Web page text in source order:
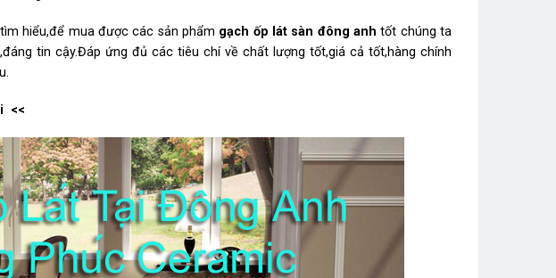
hiểu,để mua được các sản phẩm gạch ốp lát sàn đông anhtốt chúng ta
tin cậy.Đáp ứng đủ các tiêu chí về chất lượng tốt,giá cả tốt,hàng chính
<<